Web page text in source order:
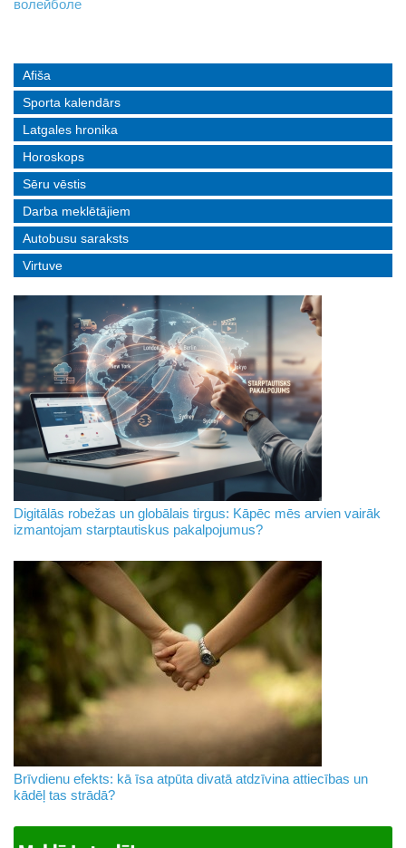
волейболе
управление пополнили молодые специалисты
Afiša
Sporta kalendārs
Latgales hronika
Horoskops
Sēru vēstis
Darba meklētājiem
Autobusu saraksts
Virtuve
Digitālās robežas un globālais tirgus: Kāpēc mēs arvien vairāk
izmantojam starptautiskus pakalpojumus?
Brīvdienu efekts: kā īsa atpūta divatā atdzīvina attiecības un
kādēļ tas strādā?